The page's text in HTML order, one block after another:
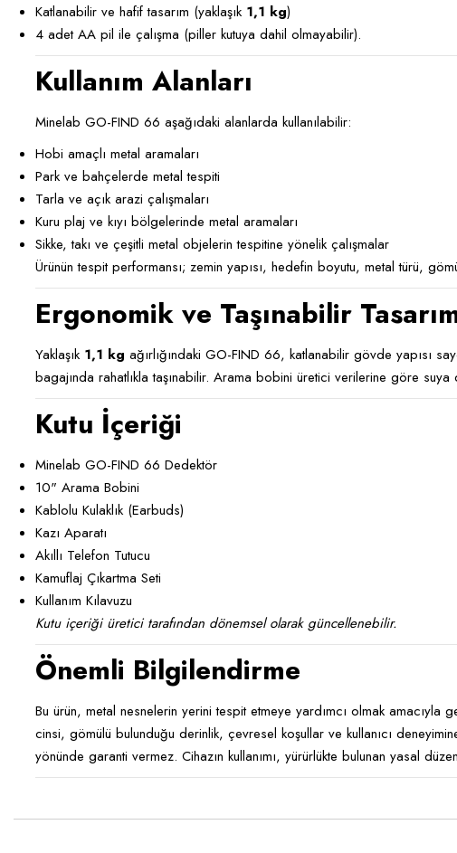
Katlanabilir ve hafif tasarım (yaklaşık 1,1 kg)
4 adet AA pil ile çalışma (piller kutuya dahil olmayabilir).
Kullanım Alanları
Minelab GO-FIND 66 aşağıdaki alanlarda kullanılabilir:
Hobi amaçlı metal aramaları
Park ve bahçelerde metal tespiti
Tarla ve açık arazi çalışmaları
Kuru plaj ve kıyı bölgelerinde metal aramaları
Sikke, takı ve çeşitli metal objelerin tespitine yönelik çalışmalar
Ürünün tespit performansı; zemin yapısı, hedefin boyutu, metal türü,
Ergonomik ve Taşınabilir
Yaklaşık 1,1 kg ağırlığındaki GO-FIND 66, katlanabilir gövde yapısı
bagajında rahatlıkla taşınabilir. Arama bobini üretici verilerine göre suya
Kutu İçeriği
Minelab GO-FIND 66 Dedektör
10" Arama Bobini
Kablolu Kulaklık (Earbuds)
Kazı Aparatı
Akıllı Telefon Tutucu
Kamuflaj Çıkartma Seti
Kullanım Kılavuzu
Kutu içeriği üretici tarafından dönemsel olarak güncellenebilir.
Önemli Bilgilendirme
Bu ürün, metal nesnelerin yerini tespit etmeye yardımcı olmak
cinsi, gömülü bulunduğu derinlik, çevresel koşullar ve kullanıcı
yönünde garanti vermez. Cihazın kullanımı, yürürlükte bulunan yasal